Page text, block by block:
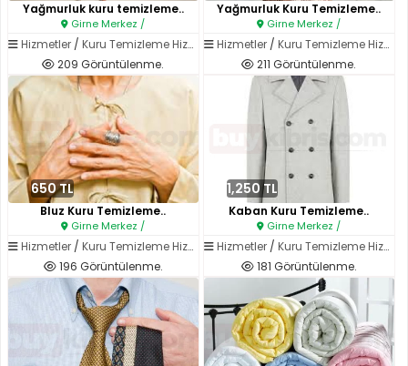
Yağmurluk kuru temizleme..
Girne Merkez /
Hizmetler / Kuru Temizleme Hizmetleri
209 Görüntülenme.
Yağmurluk Kuru Temizleme..
Girne Merkez /
Hizmetler/ Kuru Temizleme Hizmetleri
211 Görüntülenme.
650 TL
Bluz Kuru Temizleme..
Girne Merkez /
Hizmetler / Kuru Temizleme Hizmetleri
196 Görüntülenme.
1,250 TL
Kaban Kuru Temizleme..
Girne Merkez /
Hizmetler/ Kuru Temizleme Hizmetleri
181 Görüntülenme.